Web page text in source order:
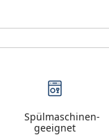
Spülmaschinen-
geeignet